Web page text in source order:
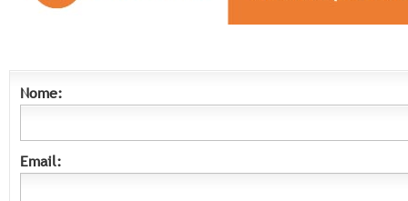
Nome:
Email: